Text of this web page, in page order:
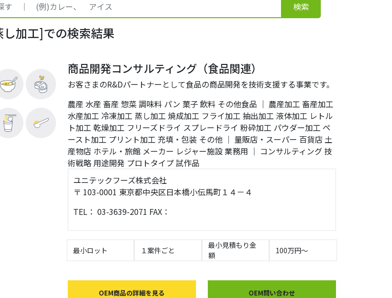
検索
し加工]での検索結果
商品開発コンサルティング（食品関連）
お客さまのR&Dパートナーとして食品の商品開発を技術支援する事業です。
農産 水産 畜産 惣菜調味料 パン 菓子飲料 その他食品 ｜ 農産加工 畜産加工
水産加工 冷凍加工 蒸し加工 焼成加工 フライ加工 抽出加工 液体加工 レトル
ト加工 乾燥加工 フリーズドライ スプレードライ 粉砕加工 パウダー加工 ペ
ースト加工 プリント加工 充填・包装 その他｜ 量販店・スーパー 百貨店土
産物店 ホテル・旅館 メーカー レジャー施設業務用 ｜ コンサルティング技
術戦略 用途開発 プロトタイプ試作品
ユニテックフーズ株式会社
〒 103-0001 東京都中央区日本橋小伝馬町１４－４
TEL： 03-3639-2071 FAX：
最小ロット １案件ごと
最小見積もり金
額
100万円～
OEM商品の詳細を見る OEM問い合わせ